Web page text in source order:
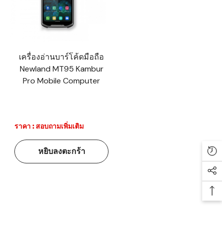
เครื่องอ่านบาร์โค้ดมือถือ
Newland MT95 Kambur
Pro Mobile Computer
ราคา : สอบถามเพิ่มเติม
หยิบลงตะกร้า